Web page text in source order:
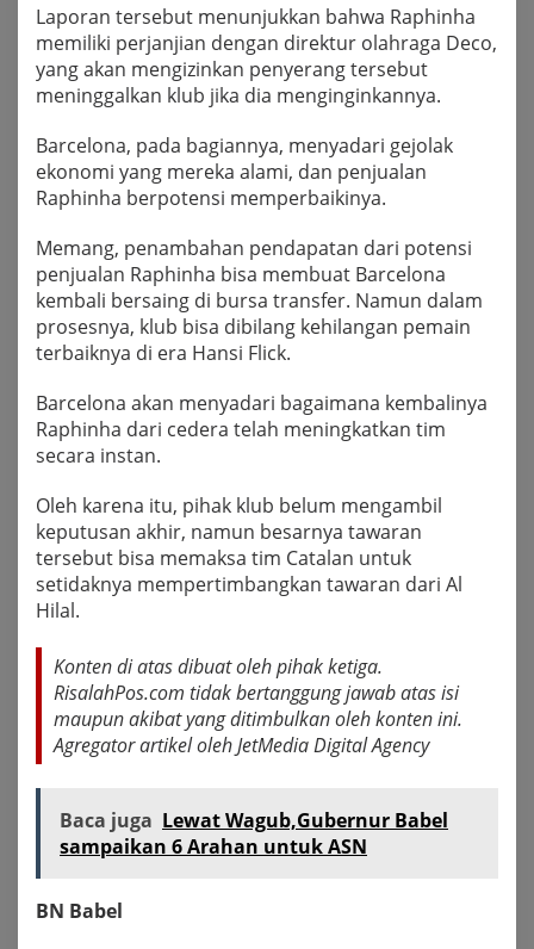
Laporan tersebut menunjukkan bahwa Raphinha
memiliki perjanjian dengan direktur olahraga Deco,
yang akan mengizinkan penyerang tersebut
meninggalkan klub jika dia menginginkannya.
Barcelona, ​​pada bagiannya, menyadari gejolak
ekonomi yang mereka alami, dan penjualan
Raphinha berpotensi memperbaikinya.
Memang, penambahan pendapatan dari potensi
penjualan Raphinha bisa membuat Barcelona
kembali bersaing di bursa transfer. Namun dalam
prosesnya, klub bisa dibilang kehilangan pemain
terbaiknya di era Hansi Flick.
Barcelona akan menyadari bagaimana kembalinya
Raphinha dari cedera telah meningkatkan tim
secara instan.
Oleh karena itu, pihak klub belum mengambil
keputusan akhir, namun besarnya tawaran
tersebut bisa memaksa tim Catalan untuk
setidaknya mempertimbangkan tawaran dari Al
Hilal.
Konten di atas dibuat oleh pihak ketiga.
RisalahPos.com tidak bertanggung jawab atas isi
maupun akibat yang ditimbulkan oleh konten ini.
Agregator artikel olehJetMedia Digital Agency
Baca juga Lewat Wagub,Gubernur Babel
sampaikan 6 Arahan untuk ASN
BN Babel